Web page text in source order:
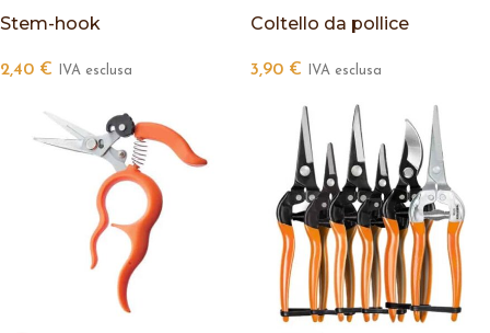
Stem-hook
2,40 € IVA esclusa
Coltello da pollice
3,90 € IVA esclusa